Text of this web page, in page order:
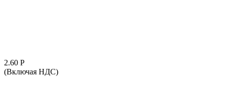
2.60 Р
(Включая НДС)